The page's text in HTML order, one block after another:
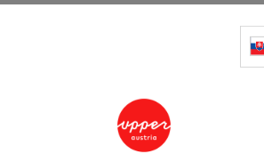
offer Chinese, Japanese and Thai food.